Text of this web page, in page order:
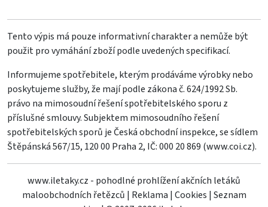
Tento výpis má pouze informativní charakter a nemůže být
použit pro vymáhání zboží podle uvedených specifikací.
Informujeme spotřebitele, kterým prodáváme výrobky nebo
poskytujeme služby, že mají podle zákona č. 624/1992 Sb.
právo na mimosoudní řešení spotřebitelského sporu z
příslušné smlouvy. Subjektem mimosoudního řešení
spotřebitelských sporů je Česká obchodní inspekce, se sídlem
Štěpánská 567/15, 120 00 Praha 2, IČ: 000 20 869 (www.coi.cz).
www.iletaky.cz - pohodlné prohlížení akčních letáků
maloobchodních řetězců | Reklama | Cookies | Seznam